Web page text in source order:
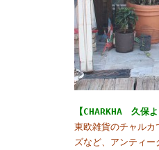
【CHARKHA 久保
東欧雑貨のチャルカ
ズなど、アンティ